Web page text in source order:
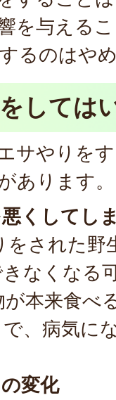
を与える
るのはや
しては
サやりを
あります。
くしてし
をされた野
なくなる
が本来食べ
、病気に
変化